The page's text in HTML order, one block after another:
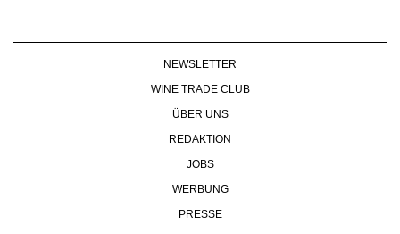
NEWSLETTER
WINE TRADE CLUB
ÜBER UNS
REDAKTION
JOBS
WERBUNG
PRESSE